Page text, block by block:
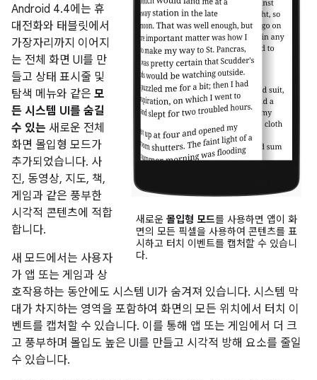
새로운 몰입형 모드를 사용하면 앱이 화
면의 모든 픽셀을 사용하여 콘텐츠를 표
시하고 터치 이벤트를 캡처할 수 있습니
다.
Android 4.4에는 휴
대전화와 태블릿에서
가장자리까지 이어지
는 전체 화면 UI를 만
들고 상태 표시줄 및
탐색 메뉴와 같은 모
든 시스템 UI를 숨길
수 있는 새로운 전체
화면 몰입형 모드가
추가되었습니다. 사
진, 동영상, 지도, 책,
게임과 같은 풍부한
시각적 콘텐츠에 적합
합니다.
새 모드에서는 사용자
가 앱 또는 게임과 상
호작용하는 동안에도 시스템 UI가 숨겨져 있습니다. 시스템 막
대가 차지하는 영역을 포함하여 화면의 모든 위치에서 터치 이
벤트를 캡처할 수 있습니다. 이를 통해 앱 또는 게임에서 더 크
고 풍부하며 몰입도 높은 UI를 만들고 시각적 방해 요소를 줄일
수 있습니다.